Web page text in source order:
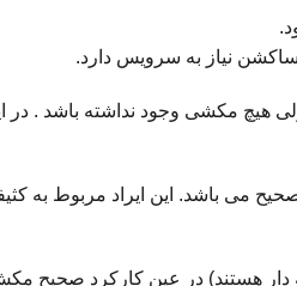
وجود نداشته باشد . در این
می باشد. این ایراد مربوط به